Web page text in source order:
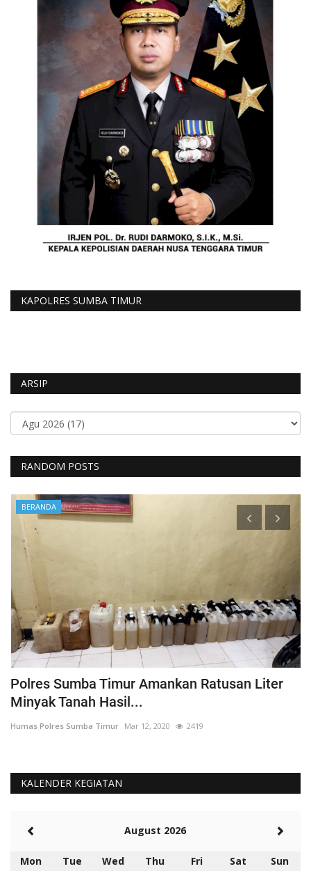
KAPOLRES SUMBA TIMUR
ARSIP
RANDOM POSTS
BERANDA
Polres Sumba Timur Amankan Ratusan Liter
Minyak Tanah Hasil...
Humas Polres Sumba Timur Mar 12, 2020 2419
KALENDER KEGIATAN
August 2026
Mon Tue Wed Thu Fri Sat Sun